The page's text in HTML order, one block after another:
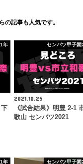
の記事も人気です。
年
下
センバツ甲子園
2021.10.25
《試合結果》明豊 2-1
歌山 センバツ2021
年 センバツ甲子園